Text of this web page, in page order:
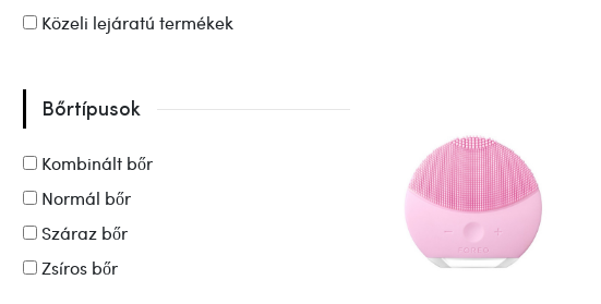
Közeli lejáratú termékek
Bőrtípusok
Kombinált bőr
Normál bőr
Száraz bőr
Zsíros bőr